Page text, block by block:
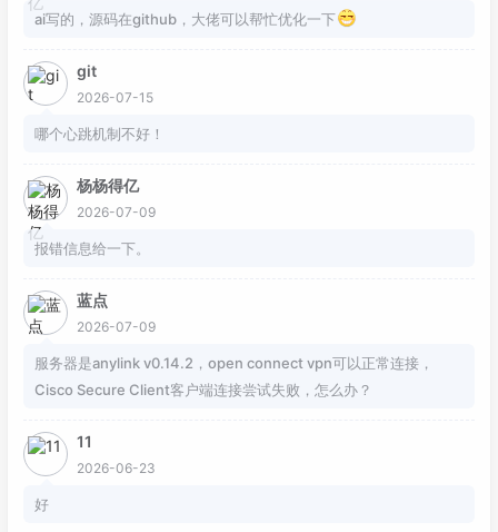
ai写的，源码在github，大佬可以帮忙优化一下
git
2026-07-15
哪个心跳机制不好！
杨杨得亿
2026-07-09
报错信息给一下。
蓝点
2026-07-09
服务器是anylink v0.14.2，open connect vpn可以正常连接，
Cisco Secure Client客户端连接尝试失败，怎么办？
11
2026-06-23
好